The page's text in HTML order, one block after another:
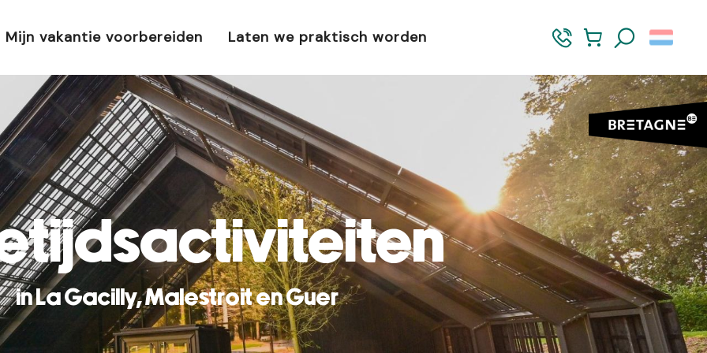
Mijn vakantie voorbereiden Laten we praktisch worden
in La Gacilly, Malestroit en Guer